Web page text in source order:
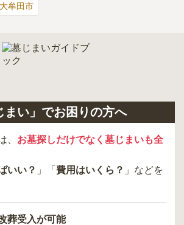
大牟田市
まい」でお困りの方へ
、 お墓探しだけでなく墓じまいも全
いい？ 」「 費用はいくら？ 」などを
葬受入が可能